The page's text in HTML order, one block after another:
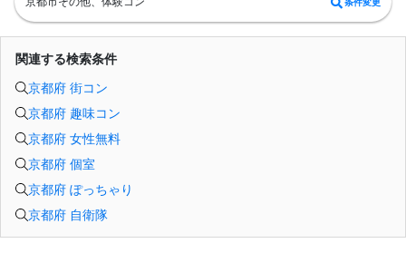
関連する検索条件
京都府 街コン
京都府 趣味コン
京都府 女性無料
京都府 個室
京都府 ぽっちゃり
京都府 自衛隊